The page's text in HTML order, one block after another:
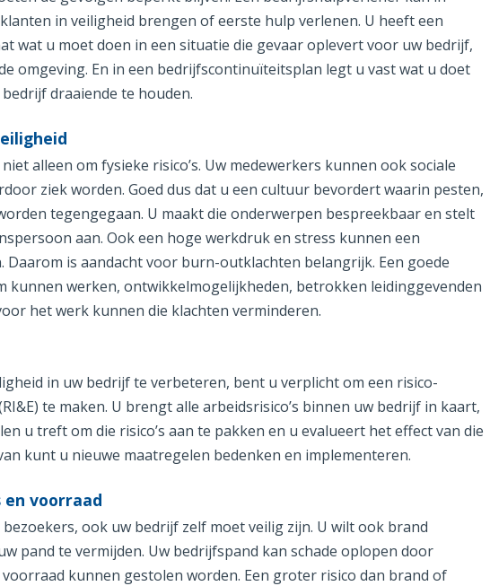
in veiligheid brengen of eerste hulp verlenen. U heeft een
wat u moet doen in een situatie die gevaar oplevert voor uw bedrijf,
omgeving. En in een bedrijfscontinuïteitsplan legt u vast wat u doet
draaiende te houden.
alleen om fysieke risico’s. Uw medewerkers kunnen ook sociale
ziek worden. Goed dus dat u een cultuur bevordert waarin pesten,
tegengegaan. U maakt die onderwerpen bespreekbaar en stelt
aan. Ook een hoge werkdruk en stress kunnen een
Daarom is aandacht voor burn-outklachten belangrijk. Een goede
kunnen werken, ontwikkelmogelijkheden, betrokken leidinggevenden
het werk kunnen die klachten verminderen.
in uw bedrijf te verbeteren, bent u verplicht om een risico-
te maken. U brengt alle arbeidsrisico’s binnen uw bedrijf in kaart,
u treft om die risico’s aan te pakken en u evalueert het effect van die
kunt u nieuwe maatregelen bedenken en implementeren.
voorraad
ook uw bedrijf zelf moet veilig zijn. U wilt ook brand
pand te vermijden. Uw bedrijfspand kan schade oplopen door
kunnen gestolen worden. Een groter risico dan brand of